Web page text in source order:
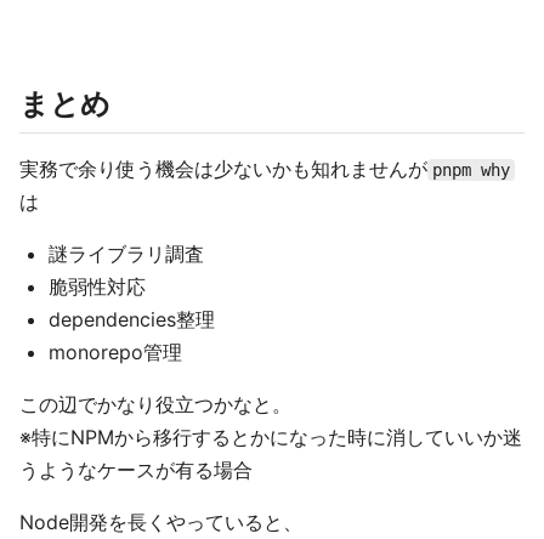
まとめ
実務で余り使う機会は少ないかも知れませんが pnpm why
は
謎ライブラリ調査
脆弱性対応
dependencies整理
monorepo管理
この辺でかなり役立つかなと。
※特にNPMから移行するとかになった時に消していいか迷
うようなケースが有る場合
Node開発を長くやっていると、